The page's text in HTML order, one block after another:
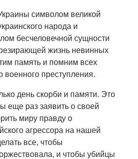
символом великой
народа и
бесчеловечной сущности
жизнь невинных
память и помним всех
военного преступления.
день скорби и памяти. Это
еще раз заявить о своей
миру правду о
агрессора на нашей
все, чтобы
и чтобы убийцы